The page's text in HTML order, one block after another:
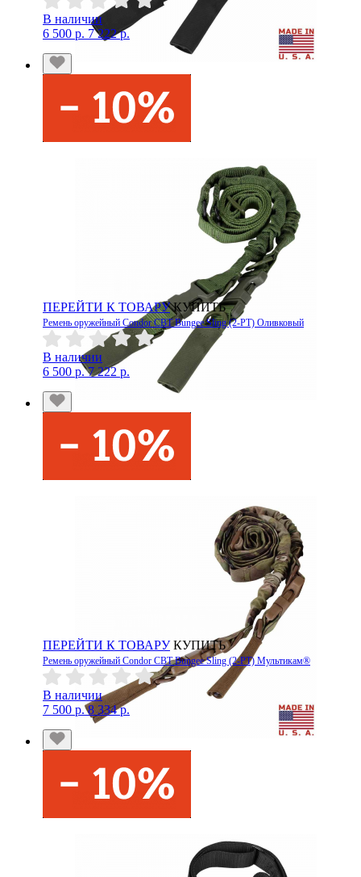
В наличии
6 500 р. 7 222 р.
ПЕРЕЙТИ К ТОВАРУ КУПИТЬ
Ремень оружейный Condor CBT Bungee Sling (2-PT) Оливковый
В наличии
6 500 р. 7 222 р.
ПЕРЕЙТИ К ТОВАРУ КУПИТЬ
Ремень оружейный Condor CBT Bungee Sling (2-PT) Мультикам®
В наличии
7 500 р. 8 334 р.